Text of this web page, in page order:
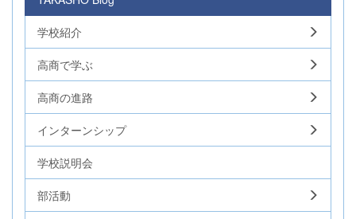
学校紹介
高商で学ぶ
高商の進路
インターンシップ
学校説明会
部活動